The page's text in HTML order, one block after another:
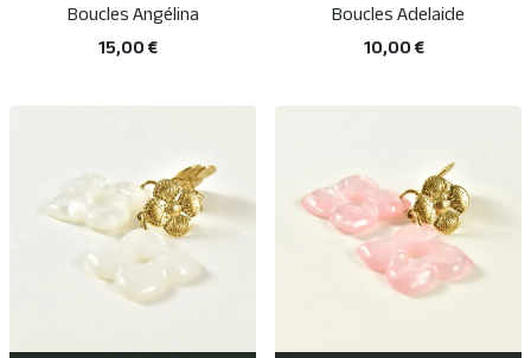
Boucles Angélina
15,00 €
Boucles Adelaide
10,00 €